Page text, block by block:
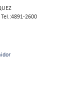
2600